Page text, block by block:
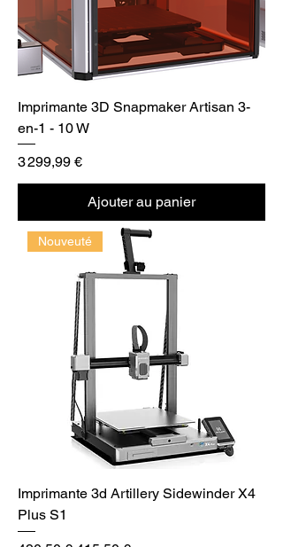
Imprimante 3D Snapmaker Artisan 3-
en-1 - 10 W
Prix
3 299,99 €
Ajouter au panier
Nouveuté
Imprimante 3d Artillery Sidewinder X4
Plus S1